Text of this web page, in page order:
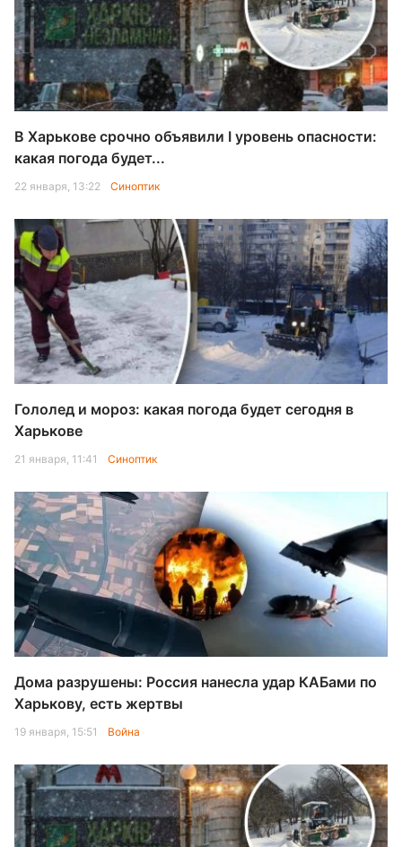
В Харькове срочно объявили I уровень опасности:
какая погода будет...
22 января, 13:22 Синоптик
Гололед и мороз: какая погода будет сегодня в
Харькове
21 января, 11:41 Синоптик
Дома разрушены: Россия нанесла удар КАБами по
Харькову, есть жертвы
19 января, 15:51 Война